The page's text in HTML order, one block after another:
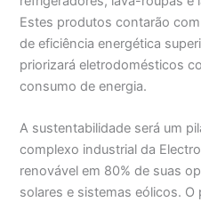
Estes produtos contarão
de eficiência energética
priorizará eletrodomésticos
consumo de energia.
A sustentabilidade será um
complexo industrial da
renovável em 80% de suas
solares e sistemas eólicos.